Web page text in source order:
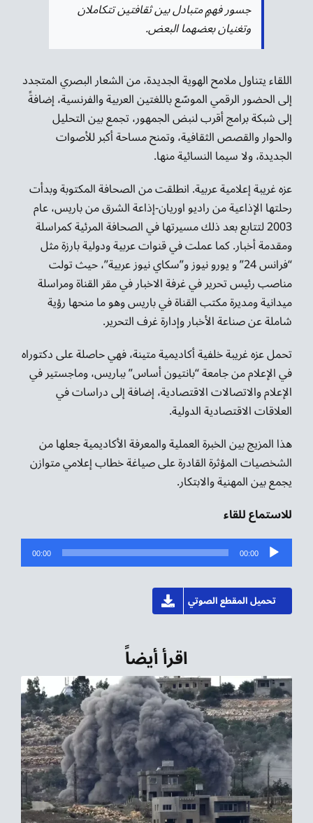
جسور فهمٍ متبادل بين ثقافتين تتكاملان
وتغنيان بعضهما البعض.
اللقاء يتناول ملامح الهوية الجديدة، من الشعار البصري المتجدد
إلى الحضور الرقمي الموسّع باللغتين العربية والفرنسية، إضافةً
إلى شبكة برامج أقرب لنبض الجمهور، تجمع بين التحليل
والحوار والقصص الثقافية، وتمنح مساحة أكبر للأصوات
الجديدة، ولا سيما النسائية منها.
عزه غريبة إعلامية عربية. انطلقت من الصحافة المكتوبة وبدأت
رحلتها الإذاعية من راديو اوريان-إذاعة الشرق من باريس، عام
2003 لتتابع بعد ذلك مسيرتها في الصحافة المرئية كمراسلة
ومقدمة أخبار. كما عملت في قنوات عربية ودولية بارزة مثل
“فرانس 24” و يورو نيوز و”سكاي نيوز عربية”، حيث تولت
مناصب رئيس تحرير في غرفة الاخبار في مقر القناة ومراسلة
ميدانية ومديرة مكتب القناة في باريس وهو ما منحها رؤية
شاملة عن صناعة الأخبار وإدارة غرف التحرير.
تحمل عزه غريبة خلفية أكاديمية متينة، فهي حاصلة على دكتوراه
في الإعلام من جامعة “بانتيون أساس” بباريس، وماجستير في
الإعلام والاتصالات الاقتصادية، إضافة إلى دراسات في
العلاقات الاقتصادية الدولية.
هذا المزيج بين الخبرة العملية والمعرفة الأكاديمية جعلها من
الشخصيات المؤثرة القادرة على صياغة خطاب إعلامي متوازن
يجمع بين المهنية والابتكار.
للاستماع للقاء
مشغل
الصوت
00:00
00:00
تحميل المقطع الصوتي
اقرأ أيضاً